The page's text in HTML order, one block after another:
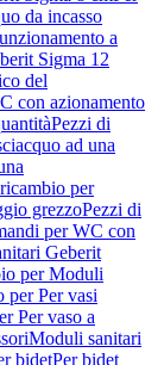
da incasso
a
Sigma 12
del
con azionamento
Pezzi di
ad una
per
grezzoPezzi di
per WC con
Geberit
per Moduli
per Per vasi
Per vaso a
Moduli sanitari
bidetPer bidet